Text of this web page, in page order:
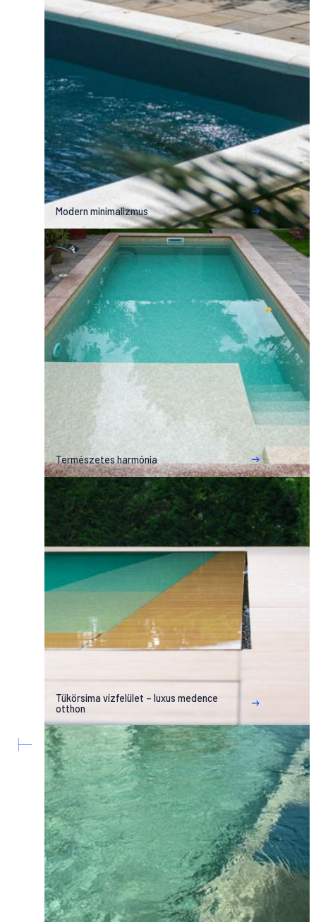
Modern minimalizmus
Természetes harmónia
Tükörsima vízfelület – luxus medence
otthon